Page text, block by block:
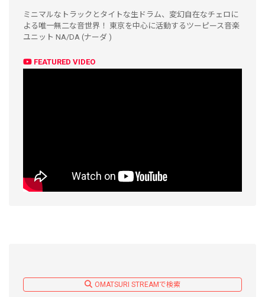
ミニマルなトラックとタイトな生ドラム、変幻自在なチェロに
よる唯一無二な音世界！ 東京を中心に活動するツーピース音楽
ユニット NA/DA (ナーダ )
FEATURED VIDEO
OMATSURI STREAMで検索